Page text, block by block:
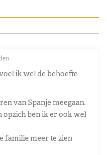
ik wel de behoefte
van Spanje meegaan.
ben ik er ook wel
familie meer te zien